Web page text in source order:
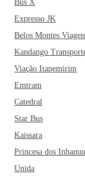
Bus X
Expresso JK
Belos Montes
Kandango
Viação Itapemirim
Emtram
Catedral
Star Bus
Kaissara
Princesa dos
Unida